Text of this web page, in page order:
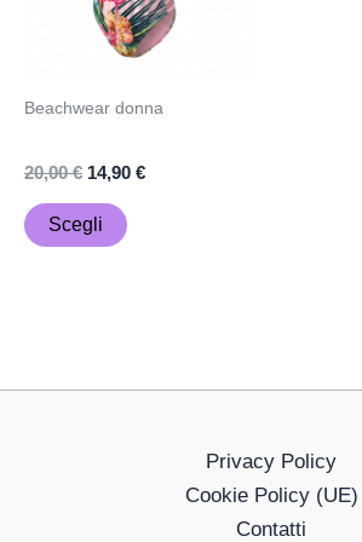
Beachwear donna
20,00€ 14,90 €
Scegli
Le
opzioni
scelte
pagina
Privacy Policy
Cookie Policy (UE)
Contatti